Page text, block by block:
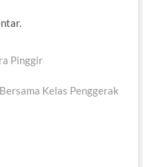
Pinggir
Kelas Penggerak